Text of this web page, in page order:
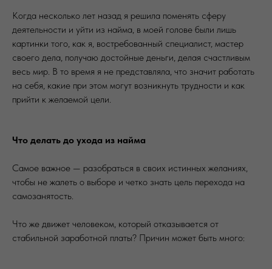
Когда несколько лет назад я решила поменять сферу
деятельности и уйти из найма, в моей голове были лишь
картинки того, как я, востребованный специалист, мастер
своего дела, получаю достойные деньги, делая счастливым
весь мир. В то время я не представляла, что значит работать
на себя, какие при этом могут возникнуть трудности и как
прийти к желаемой цели.
Что делать до ухода из найма
Самое важное — разобраться в своих истинных желаниях,
чтобы не жалеть о выборе и четко знать цель перехода на
самозанятость.
Что же движет человеком, который отказывается от
стабильной заработной платы? Причин может быть много: